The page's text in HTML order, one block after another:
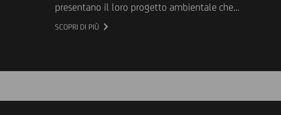
presentano il loro progetto ambientale che
coinvolge oltre un milione di api! Scoprite di
SCOPRI DI PIÙ